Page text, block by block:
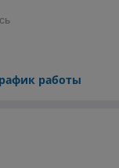
работы